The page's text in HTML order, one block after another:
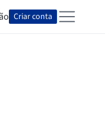
Criar conta